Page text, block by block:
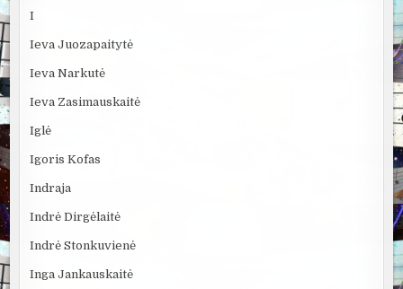
I
Ieva Juozapaitytė
Ieva Narkutė
Ieva Zasimauskaitė
Iglė
Igoris Kofas
Indraja
Indrė Dirgėlaitė
Indrė Stonkuvienė
Inga Jankauskaitė